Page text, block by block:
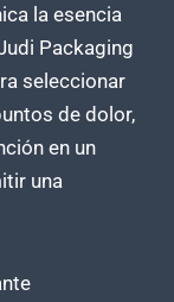
la esencia
Packaging
seleccionar
de dolor,
en un
una